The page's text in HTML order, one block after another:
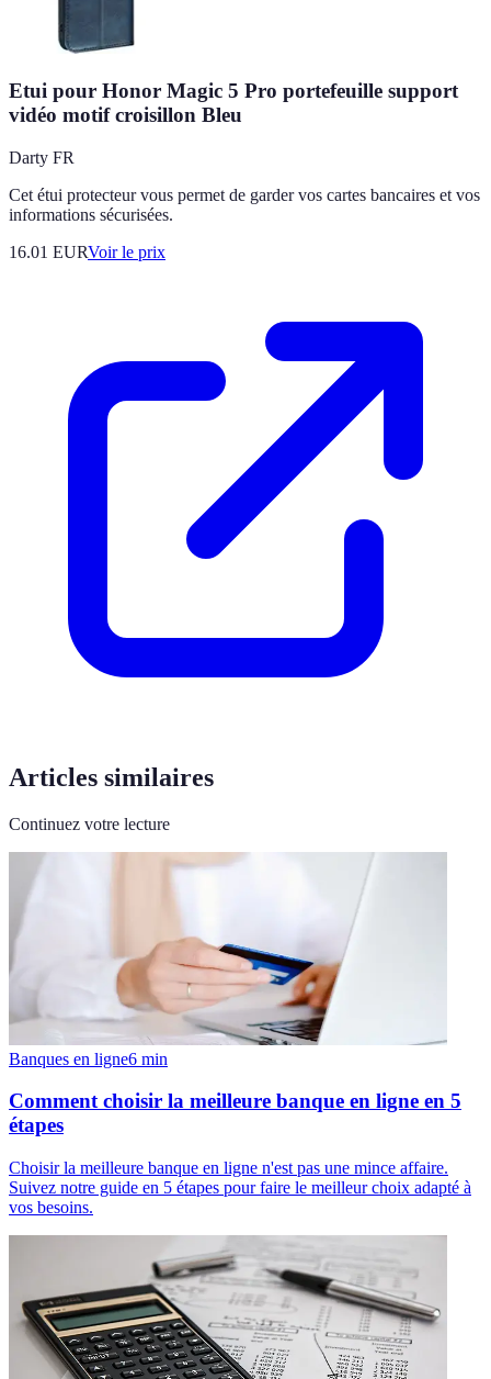
Etui pour Honor Magic 5 Pro portefeuille support
vidéo motif croisillon Bleu
Darty FR
Cet étui protecteur vous permet de garder vos cartes bancaires et vos
informations sécurisées.
16.01 EURVoir le prix
Articles similaires
Continuez votre lecture
Banques en ligne6 min
Comment choisir la meilleure banque en ligne en 5
étapes
Choisir la meilleure banque en ligne n'est pas une mince affaire.
Suivez notre guide en 5 étapes pour faire le meilleur choix adapté à
vos besoins.